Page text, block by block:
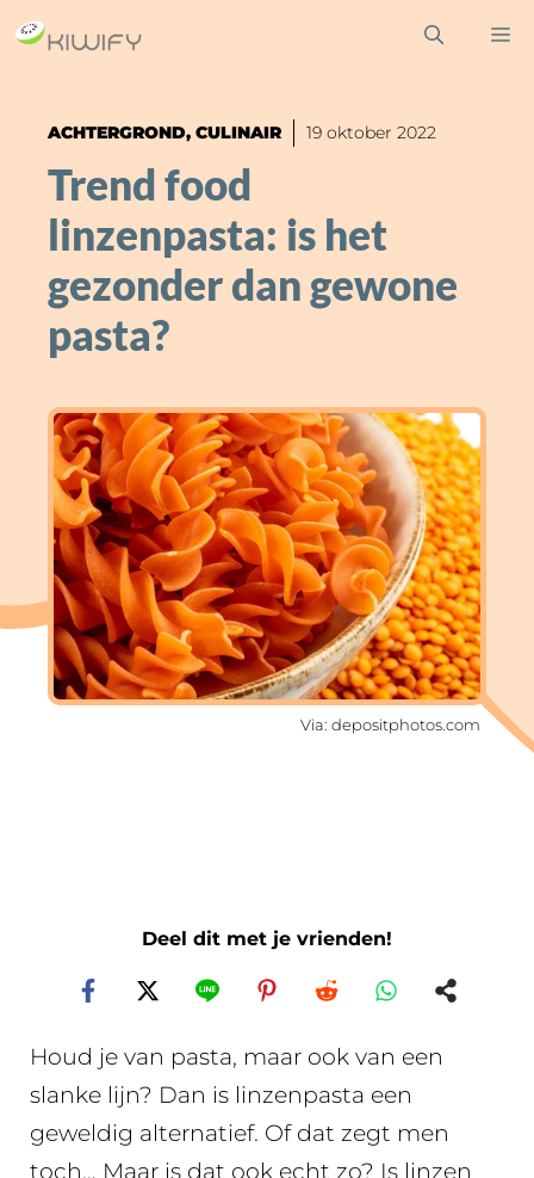
Ga
naar
inhoudACHTERGROND, CULINAIR 19 oktober 2022
Trend food
linzenpasta: is het
gezonder dan gewone
pasta?
Via: depositphotos.com
Deel dit met je vrienden!
Houd je van pasta, maar ook van een
slanke lijn? Dan is linzenpasta een
geweldig alternatief. Of dat zegt men
toch… Maar is dat ook echt zo? Is linzen